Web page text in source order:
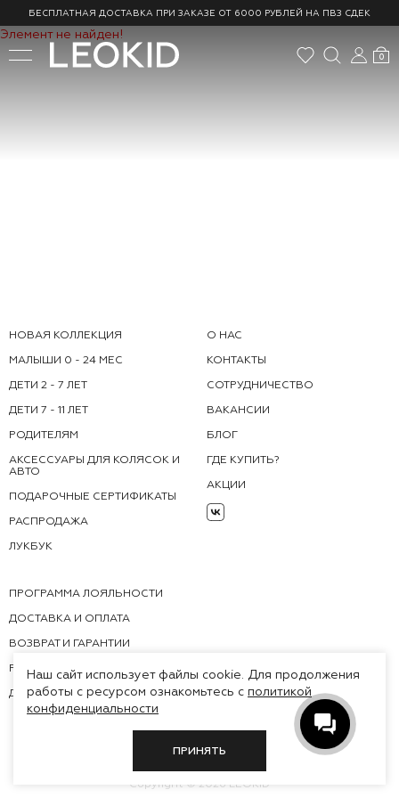
БЕСПЛАТНАЯ ДОСТАВКА ПРИ ЗАКАЗЕ ОТ 6000 РУБЛЕЙ НА ПВЗ СДЕК
0
Элемент не найден!
НОВАЯ КОЛЛЕКЦИЯ
МАЛЫШИ 0 - 24 МЕС
ДЕТИ 2 - 7 ЛЕТ
ДЕТИ 7 - 11 ЛЕТ
РОДИТЕЛЯМ
АКСЕССУАРЫ ДЛЯ КОЛЯСОК И
АВТО
ПОДАРОЧНЫЕ СЕРТИФИКАТЫ
РАСПРОДАЖА
ЛУКБУК
О НАС
КОНТАКТЫ
СОТРУДНИЧЕСТВО
ВАКАНСИИ
БЛОГ
ГДЕ КУПИТЬ?
АКЦИИ
ПРОГРАММА ЛОЯЛЬНОСТИ
ДОСТАВКА И ОПЛАТА
ВОЗВРАТ И ГАРАНТИИ
FAQ
ДОКУМЕНТЫ
Copyright © 2026 LEOKID
Наш сайт использует файлы cookie. Для продолжения
работы с ресурсом ознакомьтесь с политикой
конфиденциальности
ПРИНЯТЬ